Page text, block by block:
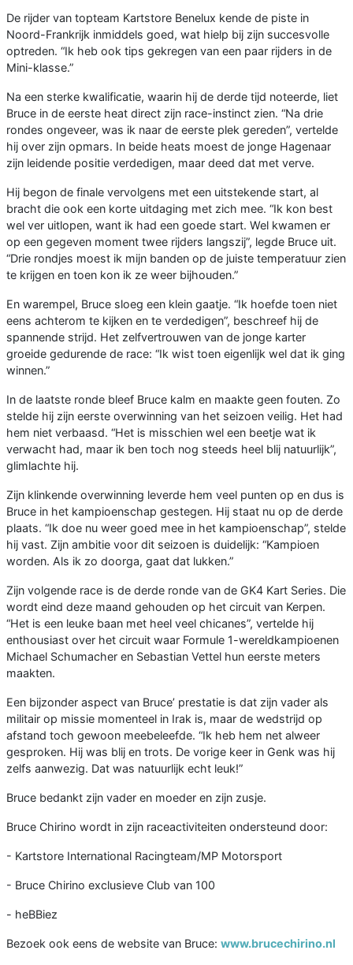
De rijder van topteam Kartstore Benelux kende de piste in
Noord-Frankrijk inmiddels goed, wat hielp bij zijn succesvolle
optreden. “Ik heb ook tips gekregen van een paar rijders in de
Mini-klasse.”
Na een sterke kwalificatie, waarin hij de derde tijd noteerde, liet
Bruce in de eerste heat direct zijn race-instinct zien. “Na drie
rondes ongeveer, was ik naar de eerste plek gereden”, vertelde
hij over zijn opmars. In beide heats moest de jonge Hagenaar
zijn leidende positie verdedigen, maar deed dat met verve.
Hij begon de finale vervolgens met een uitstekende start, al
bracht die ook een korte uitdaging met zich mee. “Ik kon best
wel ver uitlopen, want ik had een goede start. Wel kwamen er
op een gegeven moment twee rijders langszij”, legde Bruce uit.
“Drie rondjes moest ik mijn banden op de juiste temperatuur zien
te krijgen en toen kon ik ze weer bijhouden.”
En warempel, Bruce sloeg een klein gaatje. “Ik hoefde toen niet
eens achterom te kijken en te verdedigen”, beschreef hij de
spannende strijd. Het zelfvertrouwen van de jonge karter
groeide gedurende de race: “Ik wist toen eigenlijk wel dat ik ging
winnen.”
In de laatste ronde bleef Bruce kalm en maakte geen fouten. Zo
stelde hij zijn eerste overwinning van het seizoen veilig. Het had
hem niet verbaasd. “Het is misschien wel een beetje wat ik
verwacht had, maar ik ben toch nog steeds heel blij natuurlijk”,
glimlachte hij.
Zijn klinkende overwinning leverde hem veel punten op en dus is
Bruce in het kampioenschap gestegen. Hij staat nu op de derde
plaats. “Ik doe nu weer goed mee in het kampioenschap”, stelde
hij vast. Zijn ambitie voor dit seizoen is duidelijk: “Kampioen
worden. Als ik zo doorga, gaat dat lukken.”
Zijn volgende race is de derde ronde van de GK4 Kart Series. Die
wordt eind deze maand gehouden op het circuit van Kerpen.
“Het is een leuke baan met heel veel chicanes”, vertelde hij
enthousiast over het circuit waar Formule 1-wereldkampioenen
Michael Schumacher en Sebastian Vettel hun eerste meters
maakten.
Een bijzonder aspect van Bruce’ prestatie is dat zijn vader als
militair op missie momenteel in Irak is, maar de wedstrijd op
afstand toch gewoon meebeleefde. “Ik heb hem net alweer
gesproken. Hij was blij en trots. De vorige keer in Genk was hij
zelfs aanwezig. Dat was natuurlijk echt leuk!”
Bruce bedankt zijn vader en moeder en zijn zusje.
Bruce Chirino wordt in zijn raceactiviteiten ondersteund door:
- Kartstore International Racingteam/MP Motorsport
- Bruce Chirino exclusieve Club van 100
- heBBiez
Bezoek ook eens de website van Bruce: www.brucechirino.nl